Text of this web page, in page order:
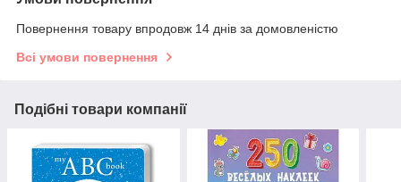
Повернення товару впродовж 14 днів за домовленістю
Всі умови повернення
Подібні товари компанії